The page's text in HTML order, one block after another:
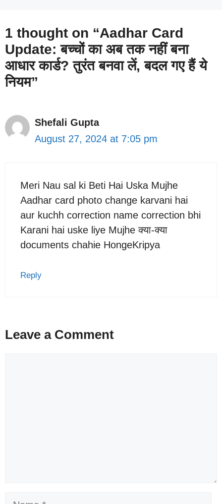
1 thought on “Aadhar Card
Update: बच्चों का अब तक नहीं बना
आधार कार्ड? तुरंत बनवा लें, बदल गए हैं ये
नियम”
Shefali Gupta
August 27, 2024 at 7:05 pm
Meri Nau sal ki Beti Hai Uska Mujhe
Aadhar card photo change karvani hai
aur kuchh correction name correction bhi
Karani hai uske liye Mujhe क्या-क्या
documents chahie HongeKripya
Reply
Leave a Comment
Name